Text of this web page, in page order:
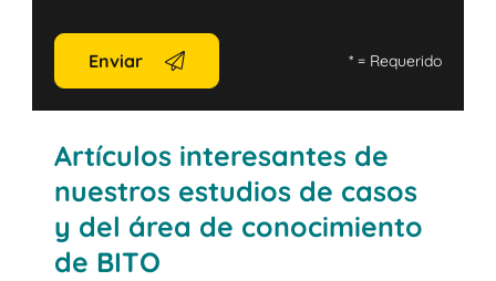
Enviar *= Requerido
Artículos interesantes de
nuestros estudios de casos
y del área de conocimiento
de BITO